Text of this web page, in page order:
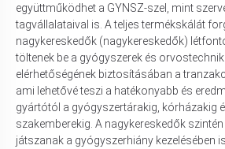
együttműködhet a GYNSZ-szel, mint
tagvállalataival is. A teljes termékskálát
nagykereskedők (nagykereskedők)
töltenek be a gyógyszerek és
elérhetőségének biztosításában a
ami lehetővé teszi a hatékonyabb és
gyártótól a gyógyszertárakig, kórházakig
szakemberekig. A nagykereskedők
játszanak a gyógyszerhiány kezelésében